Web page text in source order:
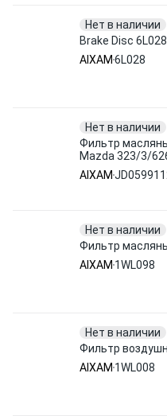
Нет в наличии
Brake Disc
AIXAM 6L028
Нет в наличии
Фильтр
Mazda 323/3/
89>
AIXAM
Нет в наличии
Фильтр
AIXAM 1WL098
Нет в наличии
Фильтр
AIXAM 1WL008